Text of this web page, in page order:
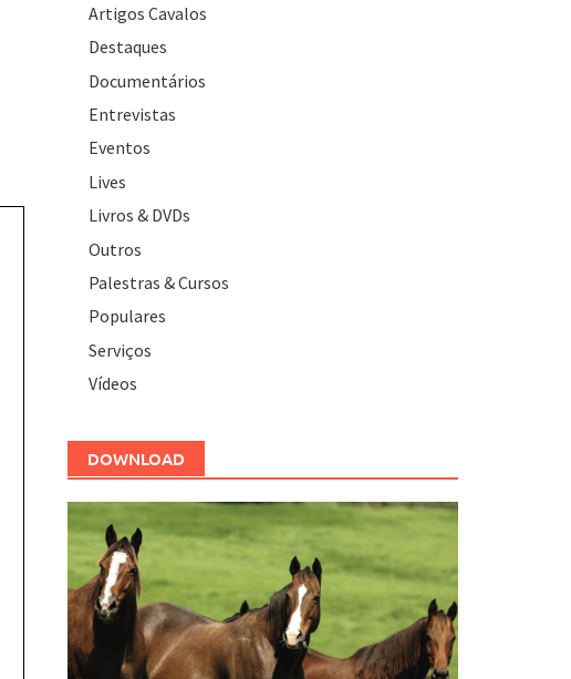
Artigos Cavalos
Destaques
Documentários
Entrevistas
Eventos
Lives
Livros & DVDs
Outros
Palestras & Cursos
Populares
Serviços
Vídeos
DOWNLOAD